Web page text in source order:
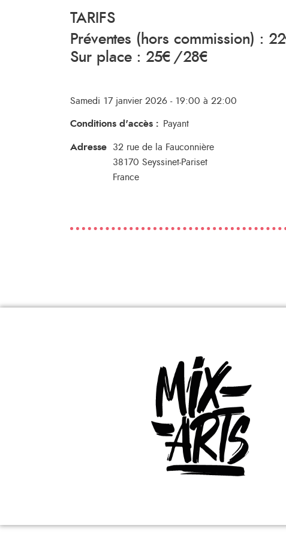
TARIFS
Préventes (hors commission) :
Sur place : 25€/28€
Samedi 17 janvier 2026 - 19:00 à 22:00
Conditions d'accès : Payant
Adresse
32 rue de la Fauconnière
38170 Seyssinet-Pariset
France